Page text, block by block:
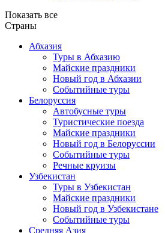
Показать все
Страны
Абхазия
Туры в Абхазию
Майские праздники
Новый год в Абхазии
Событийные туры
Белоруссия
Автобусные туры
Туристические поезда
Майские праздники
Новый год в Белоруссии
Событийные туры
Речные круизы
Узбекистан
Туры в Узбекистан
Майские праздники
Новый год в Узбекистане
Событийные туры
Средняя Азия